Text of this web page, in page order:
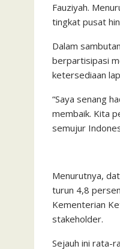
Fauziyah.
tingkat pusat
Dalam
berpartisipasi
ketersediaan
“Saya senang
membaik. Kita
semujur
Menurutnya,
turun 4,8
Kementerian
stakeholder.
Sejauh ini rata-